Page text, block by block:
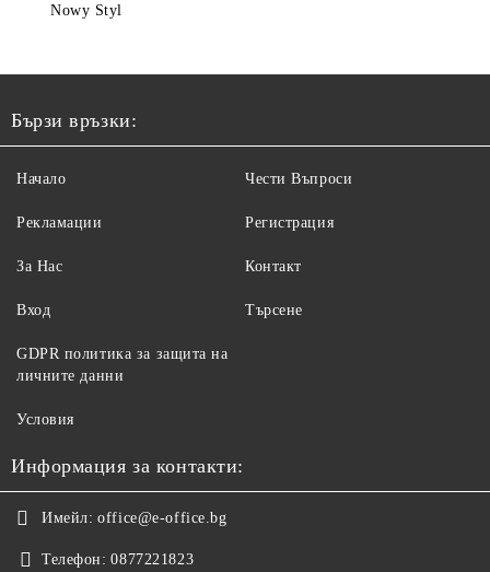
Nowy Styl
Бързи връзки:
Начало
Рекламации
За Нас
Вход
Чести Въпроси
Регистрация
Контакт
Търсене
GDPR политика за защита на
личните данни
Условия
Информация за контакти:
Имейл: office@e-office.bg
Телефон: 0877221823